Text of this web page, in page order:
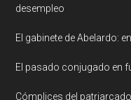
desempleo
El gabinete de Abelardo:
El pasado conjugado en
Cómplices del